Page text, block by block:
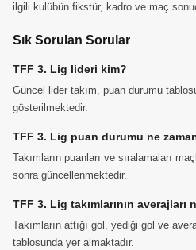
ilgili kulübün fikstür, kadro ve maç
Sık Sorulan Sorular
TFF 3. Lig lideri kim?
Güncel lider takım, puan durumu
gösterilmektedir.
TFF 3. Lig puan durumu ne
Takımların puanları ve sıralamaları
sonra güncellenmektedir.
TFF 3. Lig takımlarının averajları
Takımların attığı gol, yediği gol ve
tablosunda yer almaktadır.